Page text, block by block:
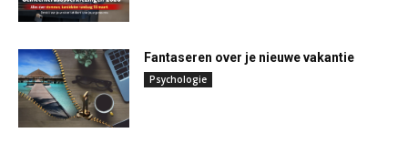
Fantaseren over je nieuwe vakantie
Psychologie